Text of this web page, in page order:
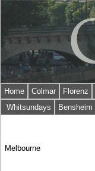
Home Colmar Florenz
Whitsundays
Bensheim
Melbourne